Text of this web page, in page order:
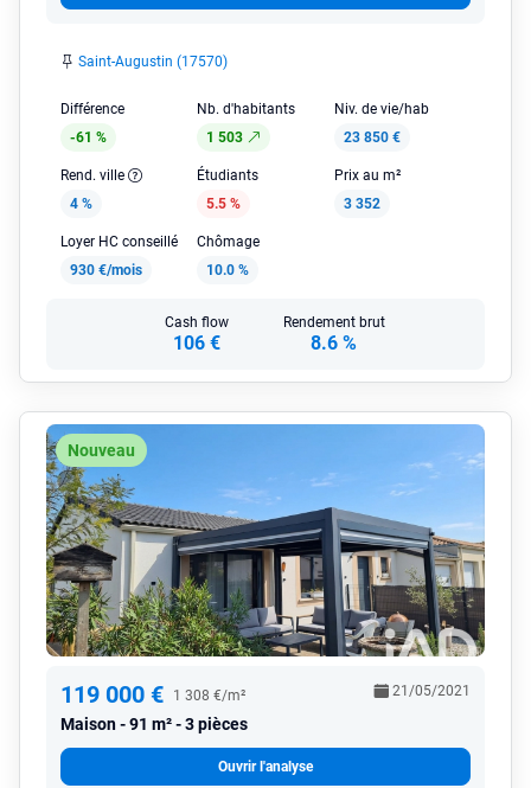
Saint-Augustin (17570)
Différence
-61 %
Nb. d'habitants
1 503
Niv. de vie/hab
23 850 €
Rend. ville
4 %
Étudiants
5.5 %
Prix au m²
3 352
Loyer HC conseillé
930 €/mois
Chômage
10.0 %
Cash flow
106 €
Rendement brut
8.6 %
Nouveau
119 000 € 1 308 €/m²
Maison 91 m² - 3 pièces
21/05/2021
Ouvrir l'analyse